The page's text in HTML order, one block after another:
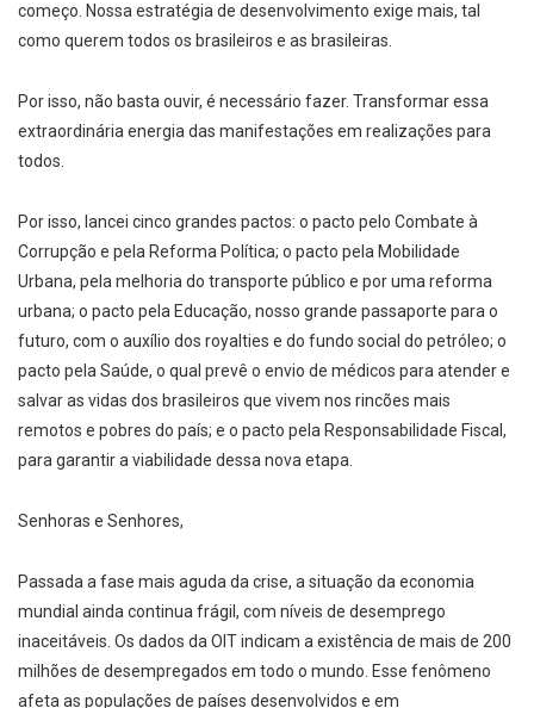
começo. Nossa estratégia de desenvolvimento exige mais, tal
como querem todos os brasileiros e as brasileiras.
Por isso, não basta ouvir, é necessário fazer. Transformar essa
extraordinária energia das manifestações em realizações para
todos.
Por isso, lancei cinco grandes pactos: o pacto pelo Combate à
Corrupção e pela Reforma Política; o pacto pela Mobilidade
Urbana, pela melhoria do transporte público e por uma reforma
urbana; o pacto pela Educação, nosso grande passaporte para o
futuro, com o auxílio dos royalties e do fundo social do petróleo; o
pacto pela Saúde, o qual prevê o envio de médicos para atender e
salvar as vidas dos brasileiros que vivem nos rincões mais
remotos e pobres do país; e o pacto pela Responsabilidade Fiscal,
para garantir a viabilidade dessa nova etapa.
Senhoras e Senhores,
Passada a fase mais aguda da crise, a situação da economia
mundial ainda continua frágil, com níveis de desemprego
inaceitáveis. Os dados da OIT indicam a existência de mais de 200
milhões de desempregados em todo o mundo. Esse fenômeno
afeta as populações de países desenvolvidos e em